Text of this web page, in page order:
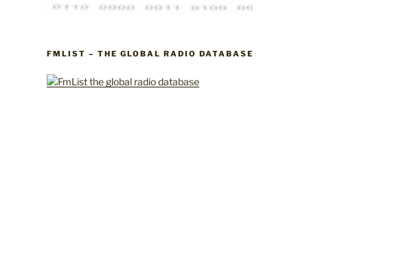
FMLIST – THE GLOBAL RADIO DATABASE